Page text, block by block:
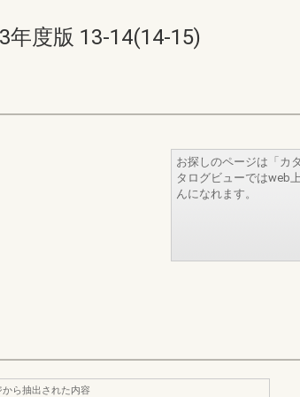
度版 13-14(14-15)
お探しのページは「カ
タログビューではweb
んになれます。
から抽出された内容